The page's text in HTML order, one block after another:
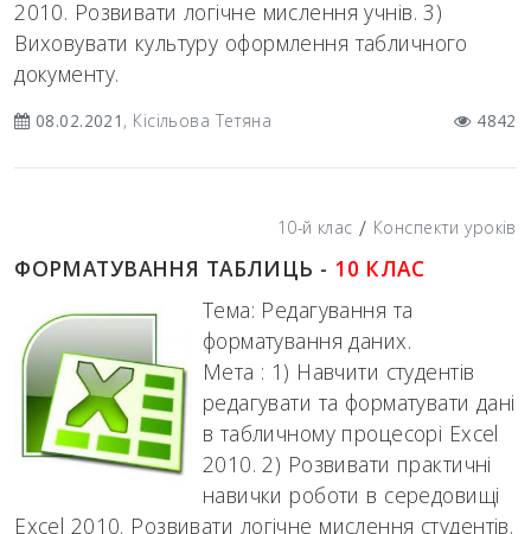
2010. Розвивати логічне мислення учнів. 3)
Виховувати культуру оформлення табличного
документу.
08.02.2021 , Кісільова Тетяна 4842
10-й клас / Конспекти уроків
ФОРМАТУВАННЯ ТАБЛИЦЬ - 10 КЛАС
Тема: Редагування та
форматування даних.
Мета : 1) Навчити студентів
редагувати та форматувати дані
в табличному процесорі Excel
2010. 2) Розвивати практичні
навички роботи в середовищі
Excel 2010. Розвивати логічне мислення студентів.